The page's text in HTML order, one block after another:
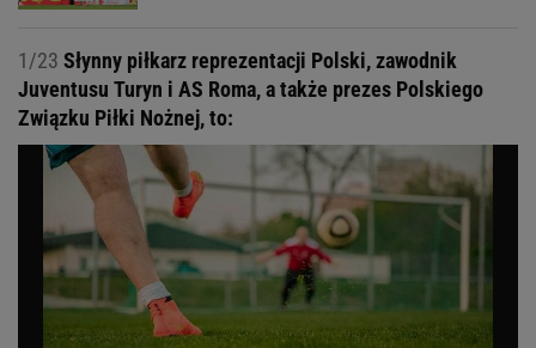
1/23 Słynny piłkarz reprezentacji Polski, zawodnik
Juventusu Turyn i AS Roma, a także prezes Polskiego
Związku Piłki Nożnej, to: